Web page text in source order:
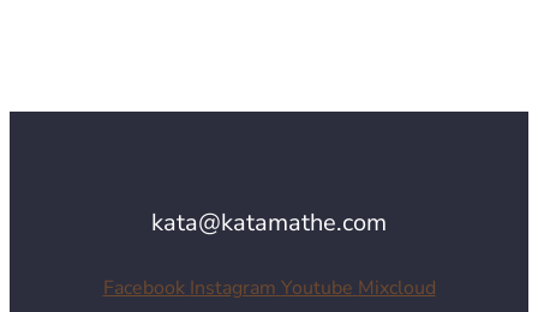
kata@katamathe.com
Facebook Instagram Youtube Mixcloud